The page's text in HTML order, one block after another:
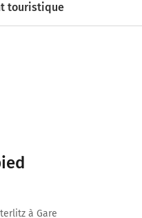
touristique
à Gare